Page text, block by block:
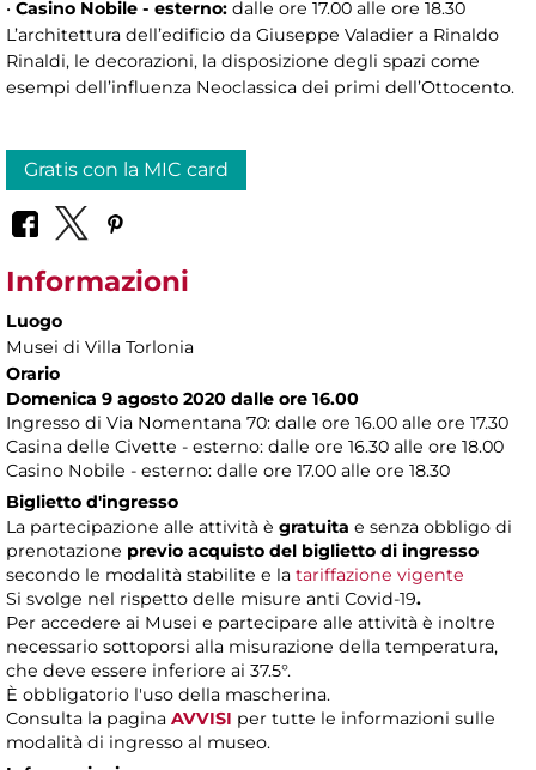
• Casino Nobile - esterno: dalle ore 17.00 alle ore 18.30
L’architettura dell’edificio da Giuseppe Valadier a Rinaldo
Rinaldi, le decorazioni, la disposizione degli spazi come
esempi dell’influenza Neoclassica dei primi dell’Ottocento.
Gratis con la MIC card
Informazioni
Luogo
Musei di Villa Torlonia
Orario
Domenica 9 agosto 2020 dalle ore 16.00
Ingresso di Via Nomentana 70: dalle ore 16.00 alle ore 17.30
Casina delle Civette - esterno: dalle ore 16.30 alle ore 18.00
Casino Nobile - esterno: dalle ore 17.00 alle ore 18.30
Biglietto d'ingresso
La partecipazione alle attività è gratuita e senza obbligo di
prenotazione previo acquisto del biglietto di ingresso
secondo le modalità stabilite e la tariffazione vigente
Si svolge nel rispetto delle misure anti Covid-19.
Per accedere ai Musei e partecipare alle attività è inoltre
necessario sottoporsi alla misurazione della temperatura,
che deve essere inferiore ai 37.5°.
È obbligatorio l'uso della mascherina.
Consulta la pagina AVVISI per tutte le informazioni sulle
modalità di ingresso al museo.